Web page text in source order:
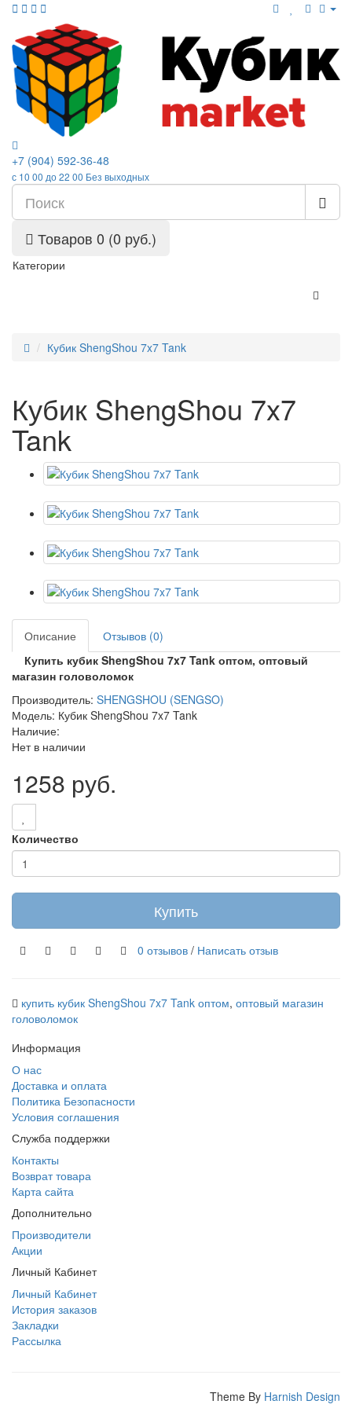
+7 (904) 592-36-48
с 10 00 до 22 00 Без выходных
Товаров 0 (0 руб.)
Категории
Кубик ShengShou 7x7 Tank
Кубик ShengShou 7x7
Tank
Описание
Отзывов (0)
Купить кубик ShengShou 7x7 Tank оптом, оптовый
магазин головоломок
Производитель: SHENGSHOU (SENGSO)
Модель: Кубик ShengShou 7x7 Tank
Наличие:
Нет в наличии
1258 руб.
Количество
Купить
0 отзывов / Написать отзыв
купить кубик ShengShou 7x7 Tank оптом, оптовый магазин
головоломок
Информация
О нас
Доставка и оплата
Политика Безопасности
Условия соглашения
Служба поддержки
Контакты
Возврат товара
Карта сайта
Дополнительно
Производители
Акции
Личный Кабинет
Личный Кабинет
История заказов
Закладки
Рассылка
Theme By Harnish Design